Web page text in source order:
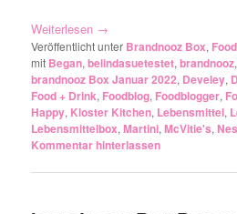
Weiterlesen →
Veröffentlicht unter Brandnooz Box,
mit Began,belindasuetestet,brandnooz,
brandnooz Box Januar 2022, Develey,
Food + Drink, Foodblog, Foodblogger,
Happy, Kloster Kitchen, Lebensmittel,
Lebensmittelbox,Martini,McVitie's,
Kommentar hinterlassen